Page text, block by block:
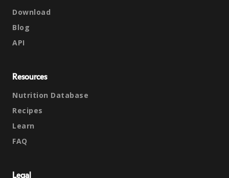
Download
Blog
API
Resources
Nutrition Database
Recipes
Learn
FAQ
Legal